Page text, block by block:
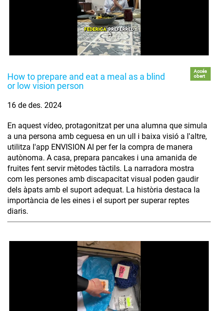
How to prepare and eat a meal as a blind
or low vision person
Accés
obert
16 de des. 2024
En aquest vídeo, protagonitzat per una alumna que simula
a una persona amb ceguesa en un ull i baixa visió a l'altre,
utilitza l'app ENVISION AI per fer la compra de manera
autònoma. A casa, prepara pancakes i una amanida de
fruites fent servir mètodes tàctils. La narradora mostra
com les persones amb discapacitat visual poden gaudir
dels àpats amb el suport adequat. La història destaca la
importància de les eines i el suport per superar reptes
diaris.